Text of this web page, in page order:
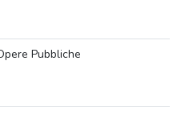
Pubbliche